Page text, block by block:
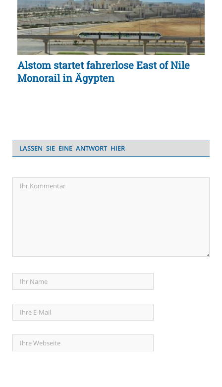
Alstom startet fahrerlose East of Nile
Monorail in Ägypten
LASSEN SIE EINE ANTWORT HIER